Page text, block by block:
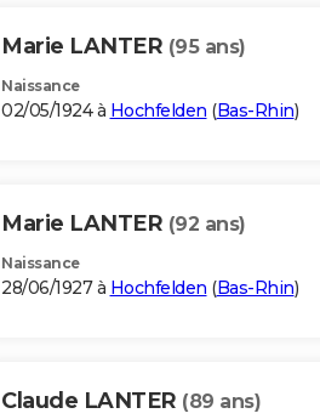
Marie LANTER (95 ans)
Naissance
02/05/1924 à Hochfelden (Bas-Rhin)
Marie LANTER (92 ans)
Naissance
28/06/1927 à Hochfelden (Bas-Rhin)
Claude LANTER (89 ans)